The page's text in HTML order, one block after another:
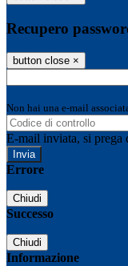
Recupero
button close ×
Non hai una e-mail
E-mail inviata, si prega
Errore
Chiudi
Successo
Chiudi
Informazione